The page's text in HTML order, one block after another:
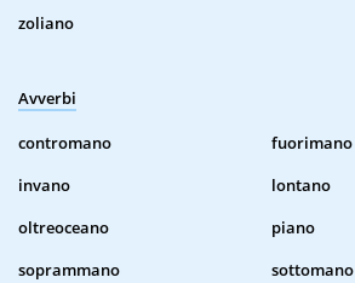
zoliano
Avverbi
contromano
fuorimano
invano
lontano
oltreoceano
piano
soprammano
sottomano